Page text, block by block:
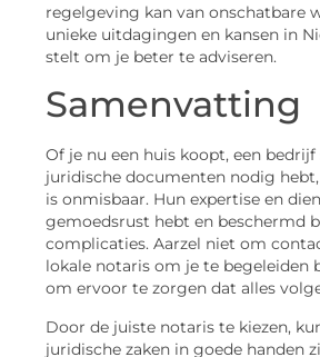
regelgeving kan van onschatbare
unieke uitdagingen en kansen in
stelt om je beter te adviseren.
Samenvatting
Of je nu een huis koopt, een
juridische documenten nodig
is onmisbaar. Hun expertise en
gemoedsrust hebt en beschermd
complicaties. Aarzel niet om
lokale notaris om je te begeleiden
om ervoor te zorgen dat alles
Door de juiste notaris te kiezen,
juridische zaken in goede handen